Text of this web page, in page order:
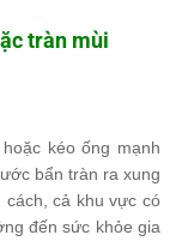
tràn mùi
kéo ống mạnh
bẩn tràn ra xung
cả khu vực có
đến sức khỏe gia